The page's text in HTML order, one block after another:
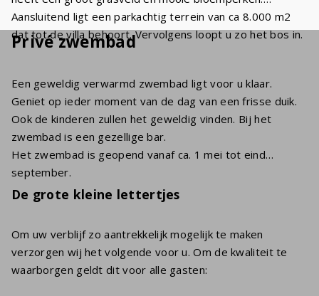
Aansluitend ligt een parkachtig terrein van ca 8.000 m2
dat tot de villa behoort. Vervolgens loopt u zo het bos in.
Privé zwembad
Een geweldig verwarmd zwembad ligt voor u klaar.
Geniet op ieder moment van de dag van een frisse duik.
Ook de kinderen zullen het geweldig vinden. Bij het
zwembad is een gezellige bar.
Het zwembad is geopend vanaf ca. 1 mei tot eind
september.
De grote kleine lettertjes
Om uw verblijf zo aantrekkelijk mogelijk te maken
verzorgen wij het volgende voor u. Om de kwaliteit te
waarborgen geldt dit voor alle gasten: